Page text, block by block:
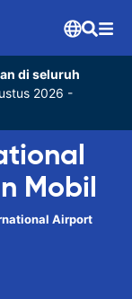
di seluruh
2026 -
Mobil
Airport